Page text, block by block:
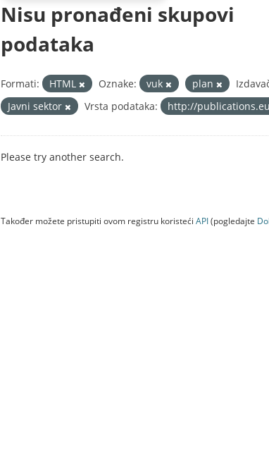
Nisu pronađeni skupovi
podataka
Formati: HTML Oznake: vuk plan
Javni sektor
Vrsta podataka: http://
Please try another search.
Također možete pristupiti ovom registru koristeći API(pogledajte